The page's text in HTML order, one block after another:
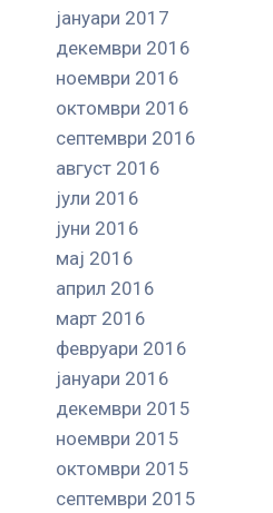
јануари 2017
декември 2016
ноември 2016
октомври 2016
септември 2016
август 2016
јули 2016
јуни 2016
мај 2016
април 2016
март 2016
февруари 2016
јануари 2016
декември 2015
ноември 2015
октомври 2015
септември 2015